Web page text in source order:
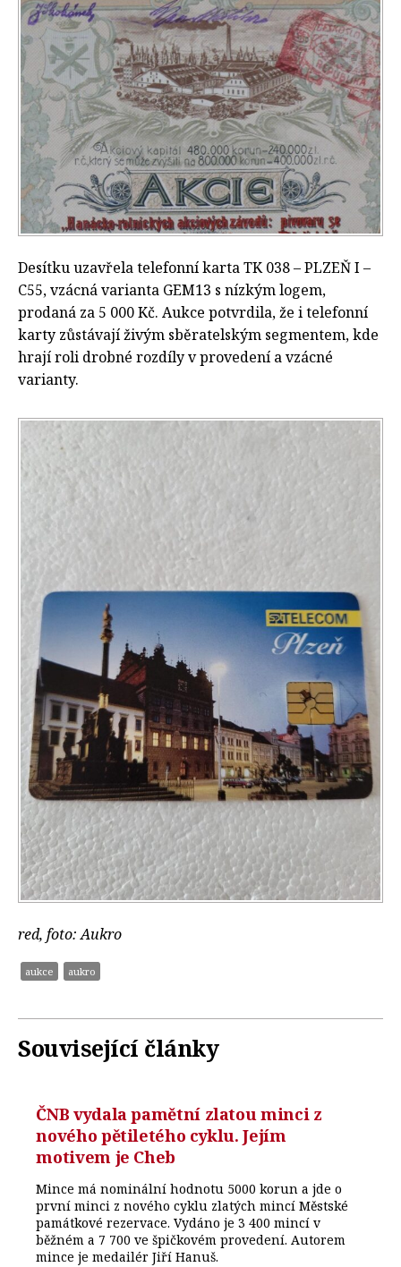
Desítku uzavřela telefonní karta TK 038 – PLZEŇ I –
C55, vzácná varianta GEM13 s nízkým logem,
prodaná za 5 000 Kč. Aukce potvrdila, že i telefonní
karty zůstávají živým sběratelským segmentem, kde
hrají roli drobné rozdíly v provedení a vzácné
varianty.
red, foto: Aukro
aukce aukro
Související články
ČNB vydala pamětní zlatou minci z
nového pětiletého cyklu. Jejím
motivem je Cheb
Mince má nominální hodnotu 5000 korun a jde o
první minci z nového cyklu zlatých mincí Městské
památkové rezervace. Vydáno je 3 400 mincí v
běžném a 7 700 ve špičkovém provedení. Autorem
mince je medailér Jiří Hanuš.